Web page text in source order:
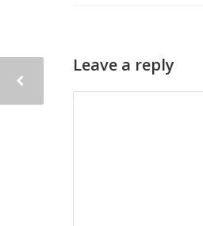
Leave a reply